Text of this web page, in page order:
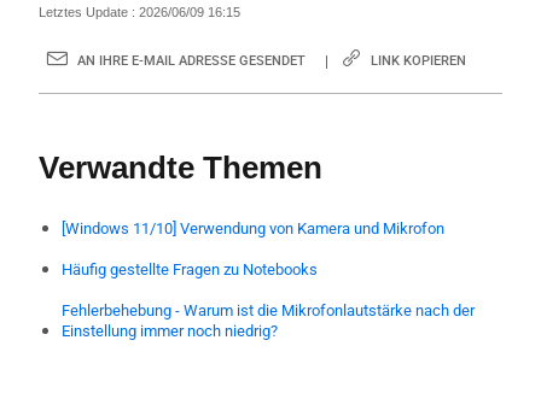
Letztes Update : 2026/06/09 16:15
AN IHRE E-MAIL ADRESSE GESENDET LINK KOPIEREN
Verwandte Themen
[Windows 11/10] Verwendung von Kamera und Mikrofon
Häufig gestellte Fragen zu Notebooks
Fehlerbehebung - Warum ist die Mikrofonlautstärke nach der
Einstellung immer noch niedrig?